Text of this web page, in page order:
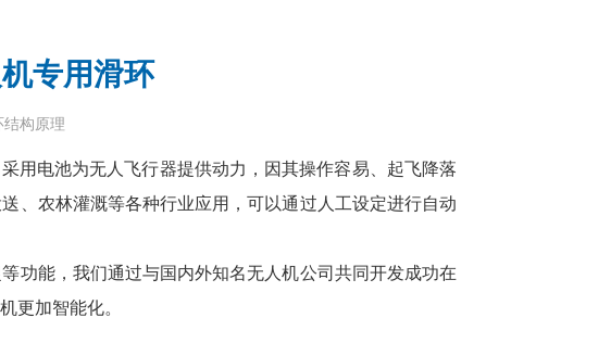
专用滑环
结构原理
用电池为无人飞行器提供动力，因其操作容易、起飞降落
、农林灌溉等各种行业应用，可以通过人工设定进行自动
功能，我们通过与国内外知名无人机公司共同开发成功在
更加智能化。